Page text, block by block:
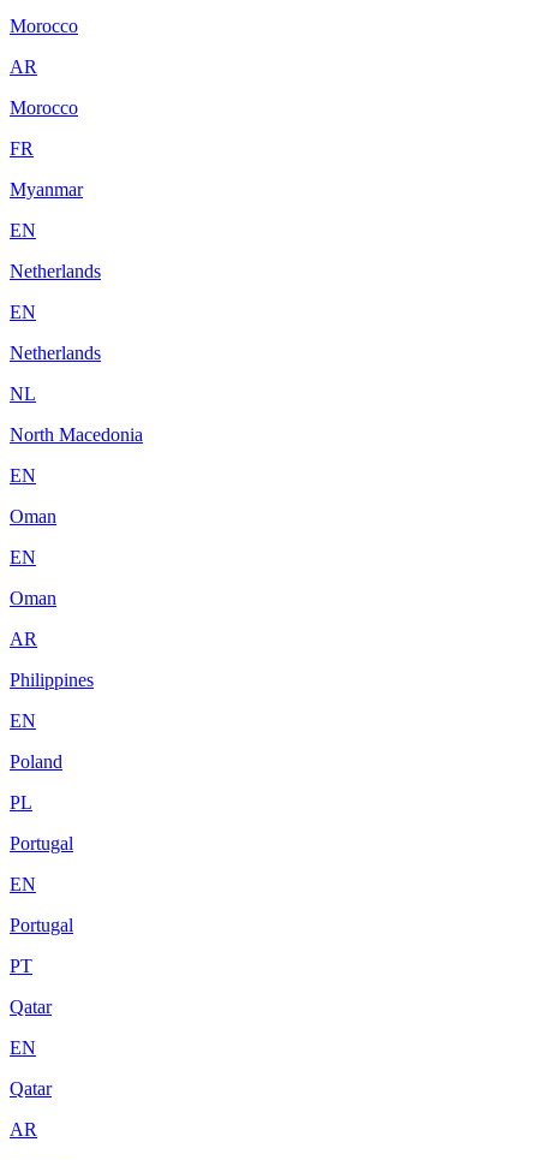
Morocco
AR
Morocco
FR
Myanmar
EN
Netherlands
EN
Netherlands
NL
North Macedonia
EN
Oman
EN
Oman
AR
Philippines
EN
Poland
PL
Portugal
EN
Portugal
PT
Qatar
EN
Qatar
AR